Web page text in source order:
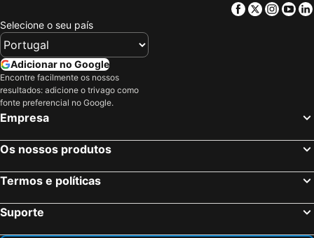
Facebook
Twitter
Selecione o seu país
Adicionar no Google
Encontre facilmente os nossos
resultados: adicione o trivago como
fonte preferencial no Google.
Empresa
Os nossos produtos
Termos e políticas
Suporte